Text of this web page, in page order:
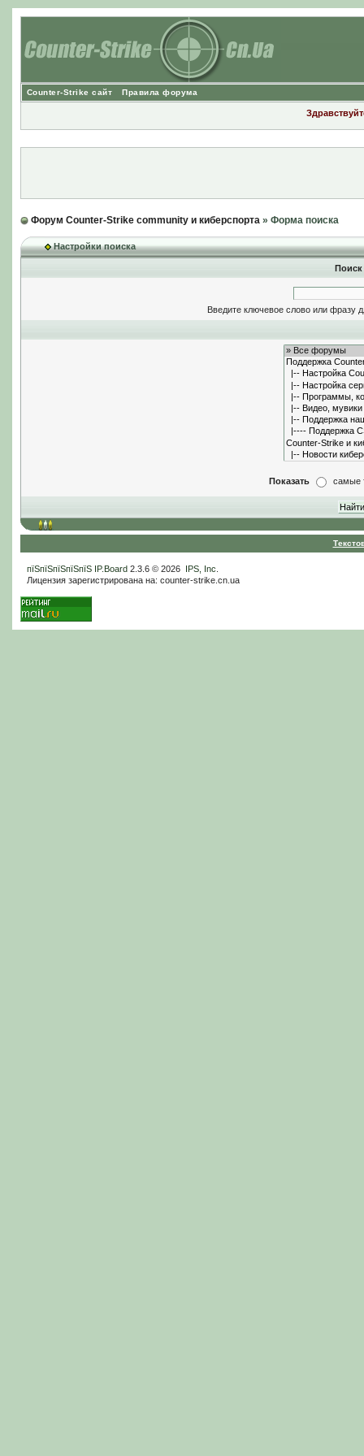
Counter-Strike сайт Правила форума
Форум Counter-Strike community и киберспорта» Форма поиска
Настройки поиска
Введите ключевое слово или фразу
Показать самые
пїЅпїЅпїЅпїЅпїЅ IP.Board2.3.6 © 2026 IPS, Inc
Лицензия зарегистрирована на: counter-strike.cn.ua